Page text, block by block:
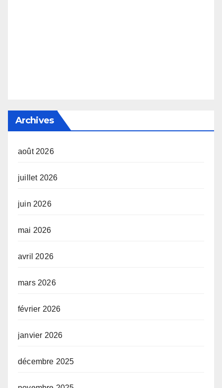
Archives
août 2026
juillet 2026
juin 2026
mai 2026
avril 2026
mars 2026
février 2026
janvier 2026
décembre 2025